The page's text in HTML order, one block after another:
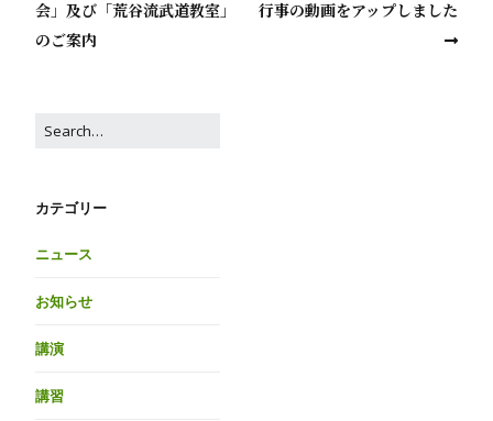
会」及び「荒谷流武道教室」
のご案内
行事の動画をアップしました
カテゴリー
ニュース
お知らせ
講演
講習